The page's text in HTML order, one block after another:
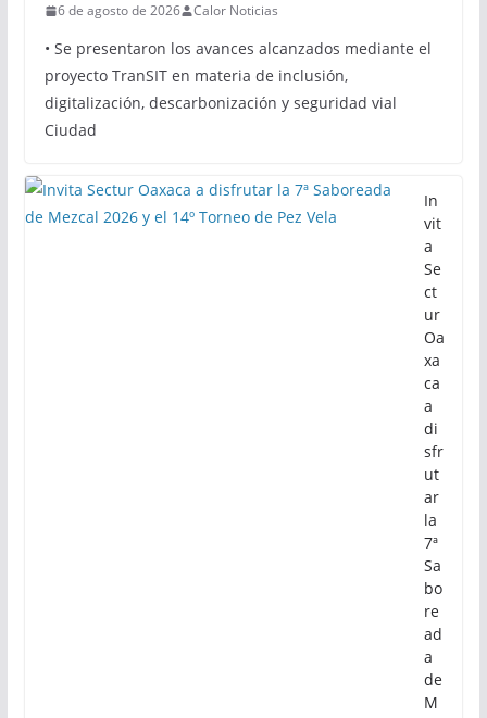
6 de agosto de 2026 Calor Noticias
• Se presentaron los avances alcanzados mediante el
proyecto TranSIT en materia de inclusión,
digitalización, descarbonización y seguridad vial
Ciudad
In
vit
a
Se
ct
ur
Oa
xa
ca
a
di
sfr
ut
ar
la
7ª
Sa
bo
re
ad
a
de
M